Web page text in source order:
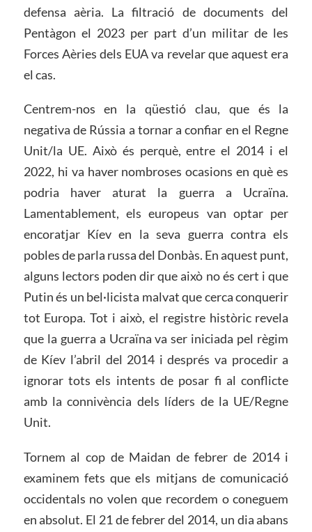
defensa aèria. La filtració de documents del
Pentàgon el 2023 per part d’un militar de les
Forces Aèries dels EUA va revelar que aquest era
el cas.
Centrem-nos en la qüestió clau, que és la
negativa de Rússia a tornar a confiar en el Regne
Unit/la UE. Això és perquè, entre el 2014 i el
2022, hi va haver nombroses ocasions en què es
podria haver aturat la guerra a Ucraïna.
Lamentablement, els europeus van optar per
encoratjar Kíev en la seva guerra contra els
pobles de parla russa del Donbàs. En aquest punt,
alguns lectors poden dir que això no és cert i que
Putin és un bel·licista malvat que cerca conquerir
tot Europa. Tot i això, el registre històric revela
que la guerra a Ucraïna va ser iniciada pel règim
de Kíev l’abril del 2014 i després va procedir a
ignorar tots els intents de posar fi al conflicte
amb la connivència dels líders de la UE/Regne
Unit.
Tornem al cop de Maidan de febrer de 2014 i
examinem fets que els mitjans de comunicació
occidentals no volen que recordem o coneguem
en absolut. El 21 de febrer del 2014, un dia abans